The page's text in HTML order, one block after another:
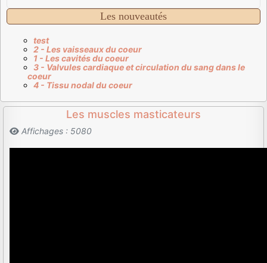
Les nouveautés
test
2 - Les vaisseaux du coeur
1 - Les cavités du coeur
3 - Valvules cardiaque et circulation du sang dans le
coeur
4 - Tissu nodal du coeur
Les muscles masticateurs
Affichages : 5080